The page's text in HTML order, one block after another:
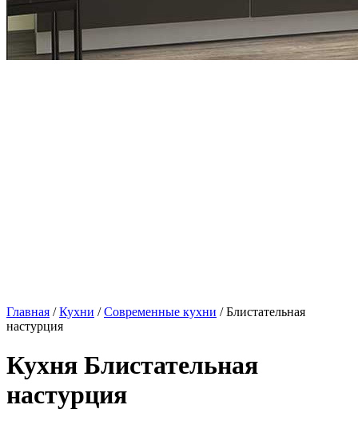
Главная /Кухни /Современные кухни / Блистательная
настурция
Кухня Блистательная
настурция